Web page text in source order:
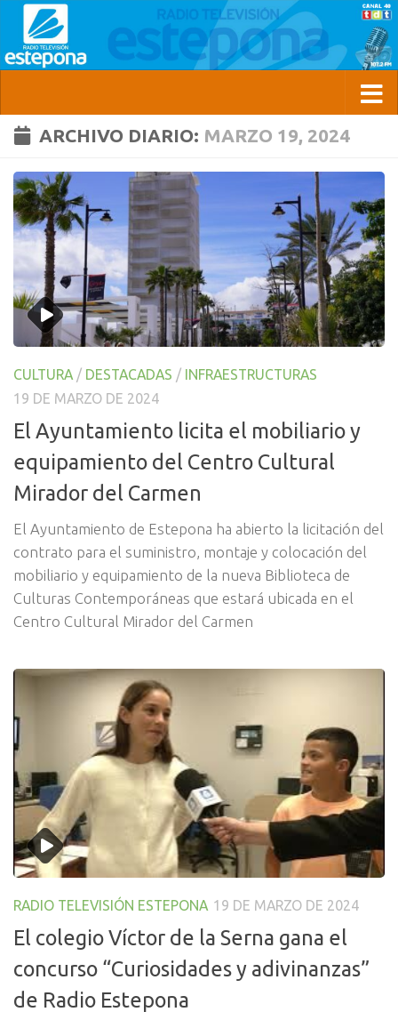
ARCHIVO DIARIO: MARZO 19, 2024
CULTURA / DESTACADAS / INFRAESTRUCTURAS
19 DE MARZO DE 2024
El Ayuntamiento licita el mobiliario y
equipamiento del Centro Cultural
Mirador del Carmen
El Ayuntamiento de Estepona ha abierto la licitación del
contrato para el suministro, montaje y colocación del
mobiliario y equipamiento de la nueva Biblioteca de
Culturas Contemporáneas que estará ubicada en el
Centro Cultural Mirador del Carmen
RADIO TELEVISIÓN ESTEPONA 19 DE MARZO DE 2024
El colegio Víctor de la Serna gana el
concurso “Curiosidades y adivinanzas”
de Radio Estepona